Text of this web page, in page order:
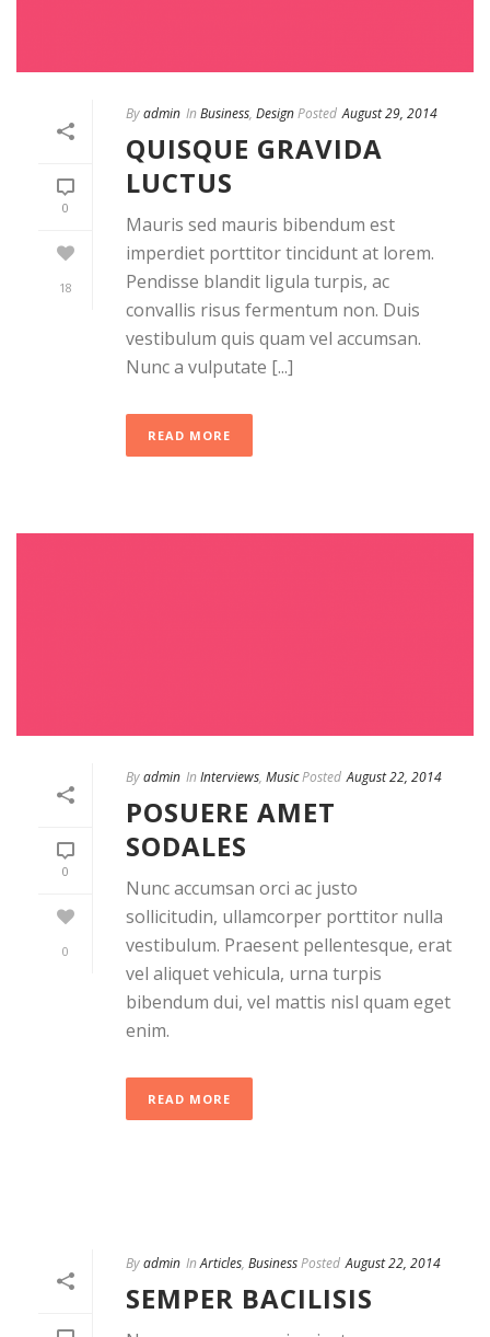
0
18
Byadmin In Business, DesignPosted August 29, 2014
QUISQUE GRAVIDA
LUCTUS
Mauris sed mauris bibendum est
imperdiet porttitor tincidunt at lorem.
Pendisse blandit ligula turpis, ac
convallis risus fermentum non. Duis
vestibulum quis quam vel accumsan.
Nunc a vulputate [...]
READ MORE
0
0
Byadmin In Interviews, MusicPosted August 22, 2014
POSUERE AMET
SODALES
Nunc accumsan orci ac justo
sollicitudin, ullamcorper porttitor nulla
vestibulum. Praesent pellentesque, erat
vel aliquet vehicula, urna turpis
bibendum dui, vel mattis nisl quam eget
enim.
READ MORE
Byadmin InArticles, BusinessPosted August 22, 2014
SEMPER BACILISIS